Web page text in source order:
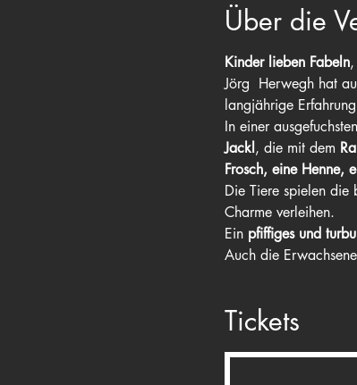
Über die
Kinder lieben Fabeln,
Jörg  Herwegh hat
langjährige
In einer
Jackl , die mit dem
Frosch, eine Henne,
Die Tiere spielen die
Charme verleihen.
Ein pfiffiges und
Auch die
Tickets